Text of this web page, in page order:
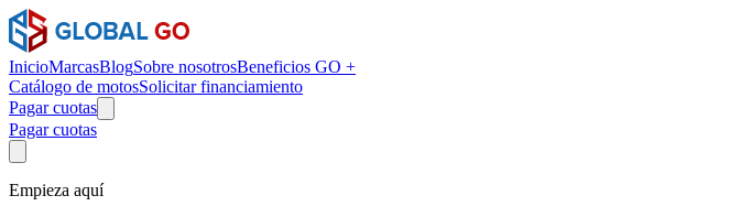
InicioMarcasBlogSobre nosotrosBeneficios GO +
Catálogo de motosSolicitar financiamiento
Pagar cuotas
Pagar cuotas
Empieza aquí